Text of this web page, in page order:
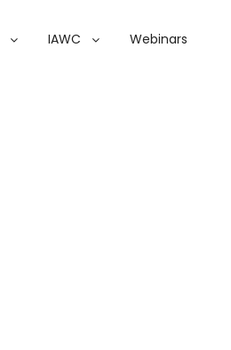
IAWC Webinars